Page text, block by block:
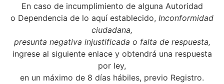
En caso de incumplimiento de alguna Autoridad
o Dependencia de lo aquí establecido, Inconformidad
ciudadana,
presunta negativa injustificada o falta de respuesta,
ingrese al siguiente enlace y obtendrá una respuesta
por ley,
en un máximo de 8 días hábiles, previo Registro.